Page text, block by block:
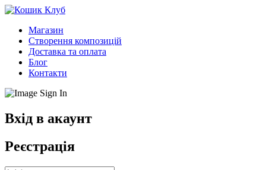
Магазин
Створення композицій
Доставка та оплата
Блог
Контакти
Вхід в акаунт
Реєстрація